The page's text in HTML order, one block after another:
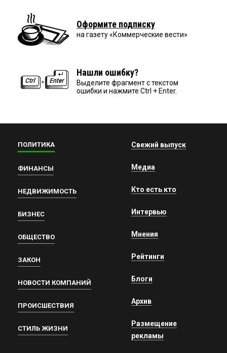
Оформите подписку
на газету «Коммерческие вести»
Нашли ошибку?
Выделите фрагмент с текстом
ошибки и нажмите Ctrl + Enter.
ПОЛИТИКА
ФИНАНСЫ
НЕДВИЖИМОСТЬ
БИЗНЕС
ОБЩЕСТВО
ЗАКОН
НОВОСТИ КОМПАНИЙ
ПРОИСШЕСТВИЯ
СТИЛЬ ЖИЗНИ
Свежий выпуск
Медиа
Кто есть кто
Интервью
Мнения
Рейтинги
Блоги
Архив
Размещение
рекламы